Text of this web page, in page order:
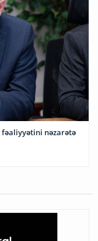
fəaliyyətini nəzarətə